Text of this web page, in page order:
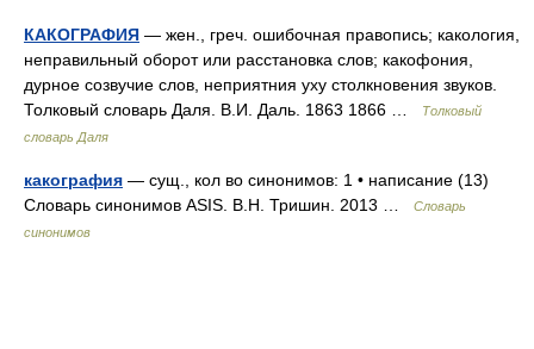
КАКОГРАФИЯ — жен., греч. ошибочная правопись; какология,
неправильный оборот или расстановка слов; какофония,
дурное созвучие слов, неприятния уху столкновения звуков.
Толковый словарь Даля. В.И. Даль. 1863 1866 …
Толковый
словарь Даля
какография — сущ., кол во синонимов: 1 • написание (13)
Словарь синонимов ASIS. В.Н. Тришин. 2013 …
Словарь
синонимов